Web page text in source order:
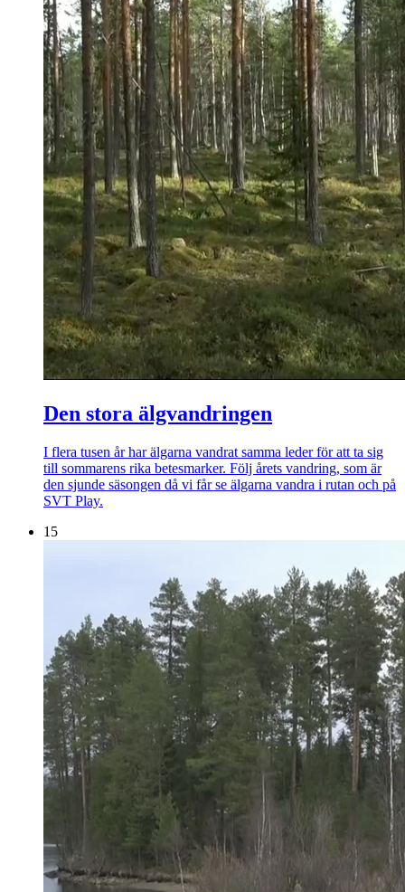
Den stora älgvandringen
I flera tusen år har älgarna vandrat samma leder för att ta sig
till sommarens rika betesmarker. Följ årets vandring, som är
den sjunde säsongen då vi får se älgarna vandra i rutan och på
SVT Play.
15